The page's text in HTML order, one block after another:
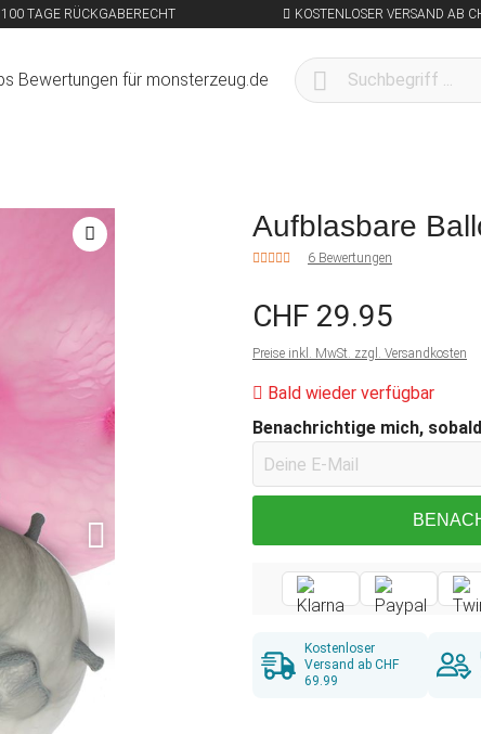
100 TAGE RÜCKGABERECHT KOSTENLOSER VERSAND AB
Aufblasbare
6 Bewertungen
CHF 29.95
Preise inkl. MwSt. zzgl. Versandkosten
Bald wieder verfügbar
Benachrichtige mich,
Kostenloser
Versand ab CHF
69.99